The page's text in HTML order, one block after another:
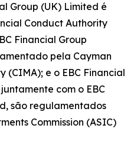
Group (UK) Limited é
Conduct Authority
Financial Group
pela Cayman
(CIMA); e o EBC Financial
com o EBC
são regulamentados
Commission (ASIC)